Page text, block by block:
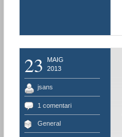
23
MAIG
2013
jsans
1 comentari
General